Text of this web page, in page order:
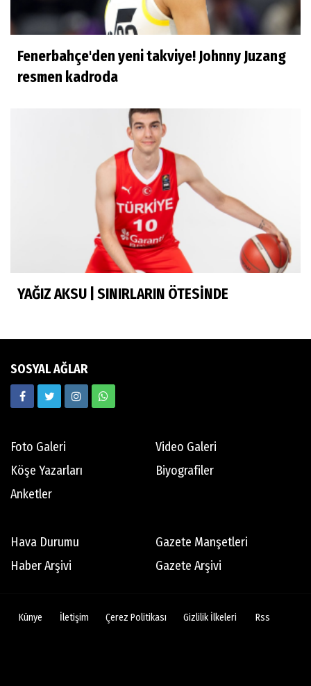
TBL'YE YÜKSELEN İKİ BÜYÜK HİKÂYE
İhsan Bayülken
İyi ki...
Esmeral Tunçluer
Batur Abi anısına...
Murat Yosmaoğlu
Herkesin Batur Abisi
Neşe Ceylan Zengin
Ekrem Memnun
Hedef odaklı
Abdi İpekçi
Mutsuz son
Dikiş tutturamayan 76ers'ın son 10 yılında
Fenerbahçe'den yeni takviye! Johnny Juzang
resmen kadroda
YAĞIZ AKSU | SINIRLARIN ÖTESİNDE
SOSYAL AĞLAR
Foto Galeri
Video Galeri
Köşe Yazarları
Biyografiler
Anketler
Hava Durumu
Gazete Manşetleri
Haber Arşivi
Gazete Arşivi
Künye İletişim Çerez Politikası Gizlilik İlkeleri Rss